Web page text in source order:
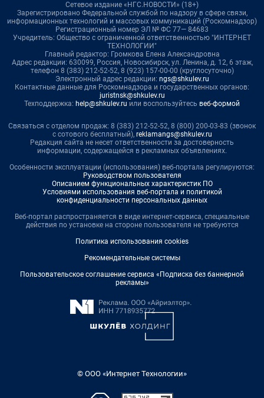
Сетевое издание «НГС.НОВОСТИ» (18+)
Зарегистрировано Федеральной службой по надзору в сфере связи,
информационных технологий и массовых коммуникаций (Роскомнадзор)
Регистрационный номер ЭЛ № ФС 77— 84683
Учредитель: Общество с ограниченной ответственностью "ИНТЕРНЕТ
ТЕХНОЛОГИИ"
Главный редактор: Громкова Елена Александровна
Адрес редакции: 630099, Россия, Новосибирск, ул. Ленина, д. 12, 6 этаж,
телефон 8 (383) 212-52-52, 8 (923) 157-00-00 (круглосуточно)
Электронный адрес редакции: ngs@shkulev.ru
Контактные данные для Роскомнадзора и государственных органов:
juristnsk@shkulev.ru
Техподдержка: help@shkulev.ru или воспользуйтесь веб-формой
Связаться с отделом продаж: 8 (383) 212-52-52, 8 (800) 200-03-83 (звонок
с сотового бесплатный), reklamangs@shkulev.ru
Редакция сайта не несет ответственности за достоверность
информации, содержащейся в рекламных объявлениях.
Особенности эксплуатации (использования) веб-портала регулируются:
Руководством пользователя
Описанием функциональных характеристик ПО
Условиями использования веб-портала и политикой
конфиденциальности персональных данных
Веб-портал распространяется в виде интернет-сервиса, специальные
действия по установке на стороне пользователя не требуются
Политика использования cookies
Рекомендательные системы
Пользовательское соглашение сервиса «Подписка без баннерной
рекламы»
© ООО «Интернет Технологии»